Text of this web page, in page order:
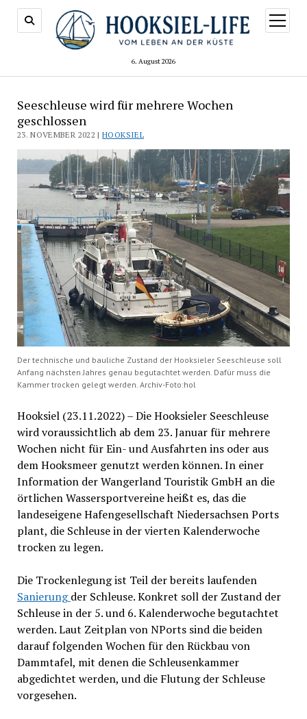
6. August 2026
Menü
öffnen
Seeschleuse wird für mehrere Wochen
geschlossen
23. NOVEMBER 2022 |HOOKSIEL
Der technische und bauliche Zustand der Hooksieler Seeschleuse soll
Anfang nächsten Jahres genau begutachtet werden. Dafür muss die
Kammer trocken gelegt werden. Archiv-Foto:hol
Hooksiel (23.11.2022) – Die Hooksieler Seeschleuse
wird voraussichtlich ab dem 23. Januar für mehrere
Wochen nicht für Ein- und Ausfahrten ins oder aus
dem Hooksmeer genutzt werden können. In einer
Information der Wangerland Touristik GmbH an die
örtlichen Wassersportvereine heißt es, das die
landeseigene Hafengesellschaft Niedersachsen Ports
plant, die Schleuse in der vierten Kalenderwoche
trocken zu legen.
Die Trockenlegung ist Teil der bereits laufenden
Sanierungder Schleuse. Konkret soll der Zustand der
Schleuse in der 5. und 6. Kalenderwoche begutachtet
werden. Laut Zeitplan von NPorts sind die beiden
darauf folgenden Wochen für den Rückbau von
Dammtafel, mit denen die Schleusenkammer
abgedichtet werden, und die Flutung der Schleuse
vorgesehen.